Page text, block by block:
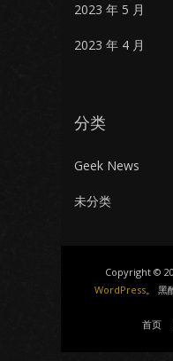
2023 年 5 月
2023 年 4 月
分类
Geek News
未分类
Copyright ©
WordPress。 黑
首页